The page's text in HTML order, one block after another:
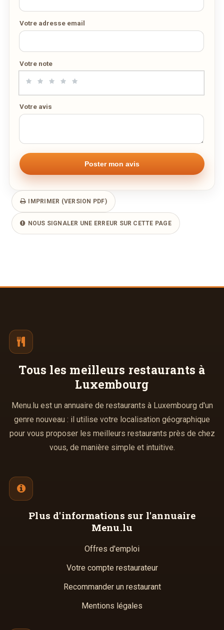
Votre adresse email
Votre note
Votre avis
IMPRIMER (VERSION PDF)
NOUS SIGNALER UNE ERREUR SUR CETTE PAGE
Tous les meilleurs restaurants à
Luxembourg
Menu.lu est un annuaire de restaurants à Luxembourg d'un
genre nouveau : il utilise votre localisation géographique
pour vous proposer les meilleurs restaurants près de chez
vous, de manière simple et intuitive.
Plus d'informations sur l'annuaire
Menu.lu
Offres d'emploi
Votre compte restaurateur
Recommander un restaurant
Mentions légales